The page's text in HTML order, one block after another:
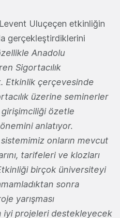
Uluçeçen etkinliğin
gerçekleştirdiklerini
Anadolu
Sigortacılık
Etkinlik çerçevesinde
üzerine seminerler
özetle
anlatıyor.
sistemimiz onların mevcut
tarifeleri ve klozları
birçok üniversiteyi
sonra
yarışması
iyi projeleri destekleyecek